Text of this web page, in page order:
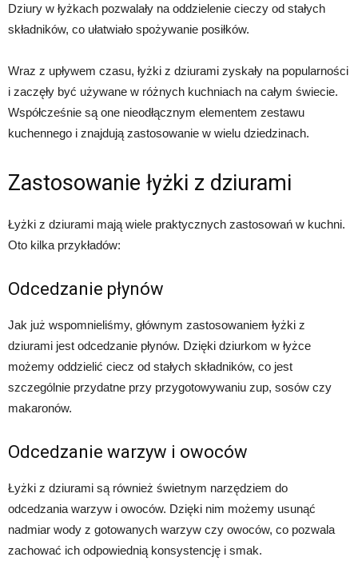
Dziury w łyżkach pozwalały na oddzielenie cieczy od stałych
składników, co ułatwiało spożywanie posiłków.
Wraz z upływem czasu, łyżki z dziurami zyskały na popularności
i zaczęły być używane w różnych kuchniach na całym świecie.
Współcześnie są one nieodłącznym elementem zestawu
kuchennego i znajdują zastosowanie w wielu dziedzinach.
Zastosowanie łyżki z dziurami
Łyżki z dziurami mają wiele praktycznych zastosowań w kuchni.
Oto kilka przykładów:
Odcedzanie płynów
Jak już wspomnieliśmy, głównym zastosowaniem łyżki z
dziurami jest odcedzanie płynów. Dzięki dziurkom w łyżce
możemy oddzielić ciecz od stałych składników, co jest
szczególnie przydatne przy przygotowywaniu zup, sosów czy
makaronów.
Odcedzanie warzyw i owoców
Łyżki z dziurami są również świetnym narzędziem do
odcedzania warzyw i owoców. Dzięki nim możemy usunąć
nadmiar wody z gotowanych warzyw czy owoców, co pozwala
zachować ich odpowiednią konsystencję i smak.